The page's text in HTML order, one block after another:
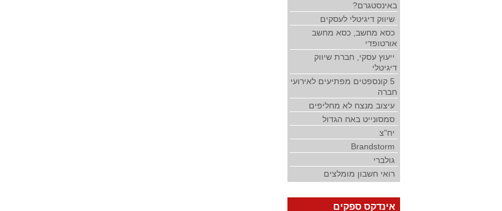
באינסטגרם?
שיווק דיגיטלי לעסקים
כסא מחשב, כסא מחשב
אורטופדי
ייעוץ עסקי, חברת שיווק
דיגיטלי
5 קונספטים מפתיעים לאירועי
חברה
עיצוב מנצח לא מחליפים
סמסונייט באח הגדול
יח"צ
Brandstorm
גולברי
רואי חשבון מומלצים
אינדקס ספקים